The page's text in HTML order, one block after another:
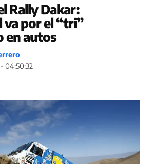
Rally Dakar:
va por el “tri”
en autos
04:50:32